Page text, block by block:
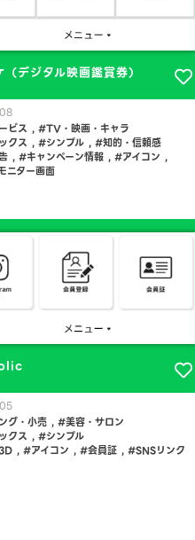
デジタル映画鑑賞券）
ビス ,
TV・映画・キャラ
クス , シンプル ,
知的・信頼感
, キャンペーン情報 , アイコン ,
ニター画面
グ・小売 ,
美容・サロン
クス ,
シンプル
, アイコン , 会員証 , SNSリンク